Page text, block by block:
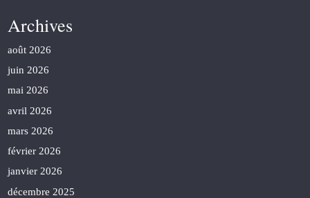
Archives
août 2026
juin 2026
mai 2026
avril 2026
mars 2026
février 2026
janvier 2026
décembre 2025